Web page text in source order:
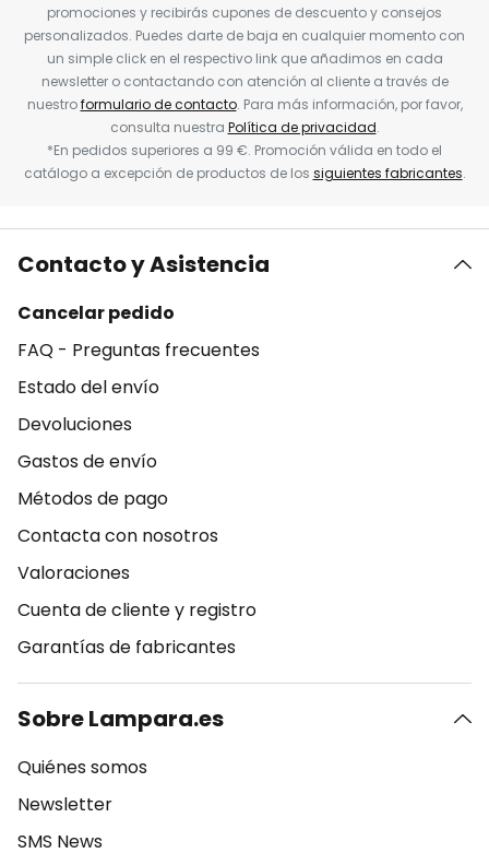
promociones y recibirás cupones de descuento y consejos
personalizados. Puedes darte de baja en cualquier momento con
un simple click en el respectivo link que añadimos en cada
newsletter o contactando con atención al cliente a través de
nuestroformulario de contacto. Para más información, por favor,
consulta nuestra Política de privacidad.
*En pedidos superiores a 99 €. Promoción válida en todo el
catálogo a excepción de productos de los siguientes fabricantes.
Contacto y Asistencia
Cancelar pedido
FAQ - Preguntas frecuentes
Estado del envío
Devoluciones
Gastos de envío
Métodos de pago
Contacta con nosotros
Valoraciones
Cuenta de cliente y registro
Garantías de fabricantes
Sobre Lampara.es
Quiénes somos
Newsletter
SMS News